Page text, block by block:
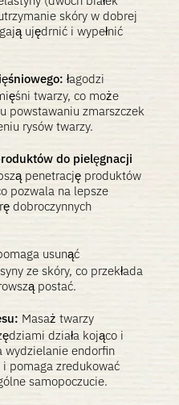
skóry w dobrej
ujędrnić i wypełnić
łagodzi
twarzy, co może
powstawaniu zmarszczek
rysów twarzy.
do pielęgnacji
penetrację produktów
pozwala na lepsze
dobroczynnych
usunąć
ze skóry, co przekłada
postać.
Masaż twarzy
działa kojąco i
wydzielanie endorfin
pomaga zredukować
samopoczucie.